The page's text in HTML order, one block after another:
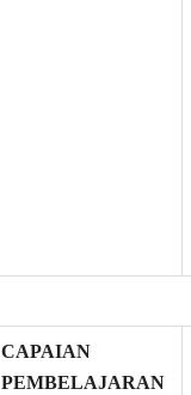
CAPAIAN
PEMBELAJARAN